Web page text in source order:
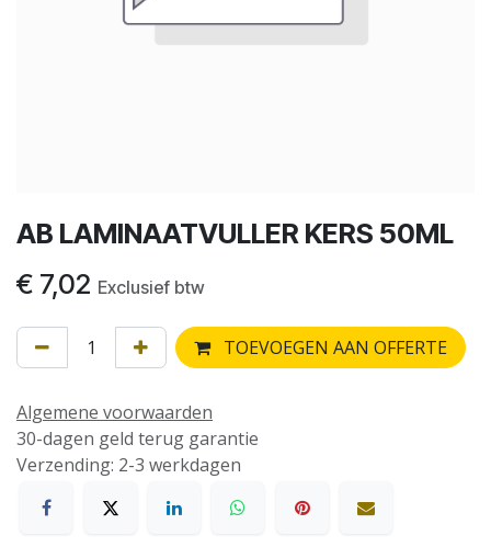
AB LAMINAATVULLER KERS 50ML
€ 7,02 Exclusief btw
TOEVOEGEN AAN OFFERTE
Algemene voorwaarden
30-dagen geld terug garantie
Verzending: 2-3 werkdagen